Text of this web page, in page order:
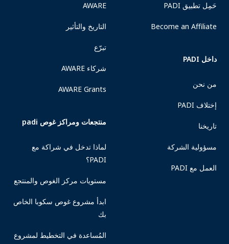
حَمِل تطبيق PADI
Become an Affiliate
داخل PADI
من نحن
إختلاف PADI
تاريخنا
مسؤولية الشركة
العمل مع PADI
AWARE
التاريخ والتأثير
تبرّع
شركاء AWARE
AWARE Grants
منتجعات ومراكز غوص padi
لماذا تدخل في شراكة مع
PADI؟
مستويات مركز الغوص والمنتجع
ابدأ مشروع غوص سكوبا الخاص
بك
المُساعدة في التخطيط لمشروع